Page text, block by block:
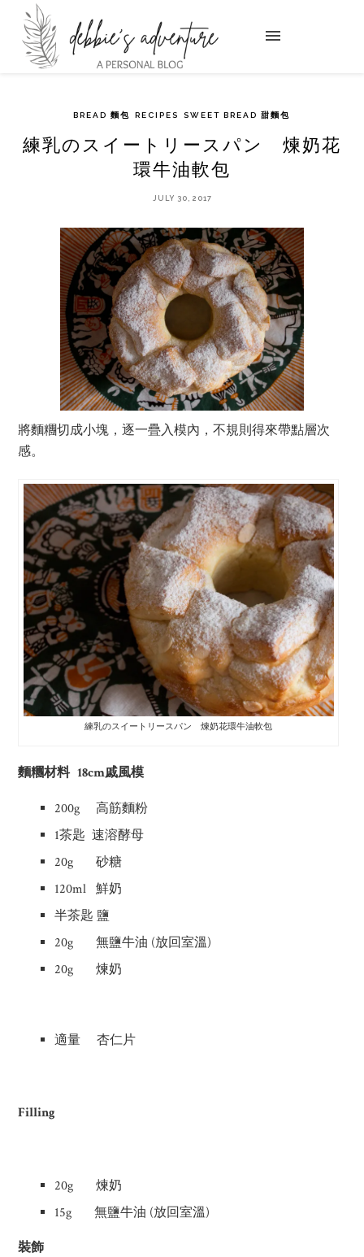
BREAD 麵包 RECIPES SWEET BREAD 甜麵包
練乳のスイートリースパン 煉奶花
環牛油軟包
JULY 30, 2017
將麵糰切成小塊，逐一疊入模內，不規則得來帶點層次
感。
練乳のスイートリースパン 煉奶花環牛油軟包
麵糰材料 18cm戚風模
200g 高筋麵粉
1茶匙 速溶酵母
20g 砂糖
120ml 鮮奶
半茶匙 鹽
20g 無鹽牛油 (放回室溫)
20g 煉奶
適量 杏仁片
Filling
20g 煉奶
15g 無鹽牛油 (放回室溫)
裝飾